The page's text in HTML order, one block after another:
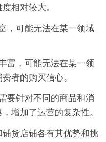
相对较大。
，可能无法在某一领域
富，可能无法在某一领
者的购买信心。
要针对不同的商品和消
增加了运营的复杂性。
货店铺各有其优势和挑